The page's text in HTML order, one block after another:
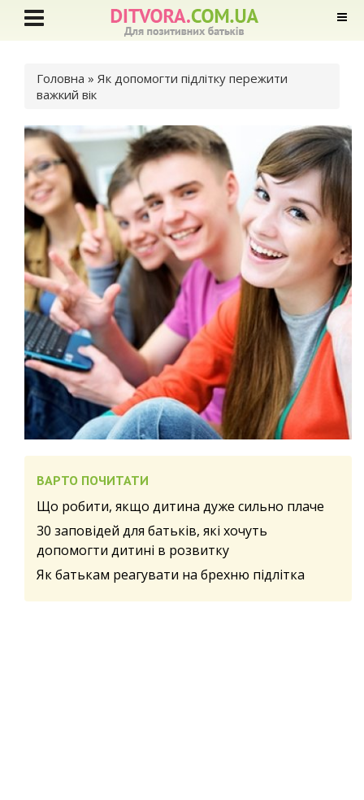
Ви є тут
Головна » Як допомогти підлітку пережити
важкий вік
ВАРТО ПОЧИТАТИ
Що робити, якщо дитина дуже сильно плаче
30 заповідей для батьків, які хочуть
допомогти дитині в розвитку
Як батькам реагувати на брехню підлітка